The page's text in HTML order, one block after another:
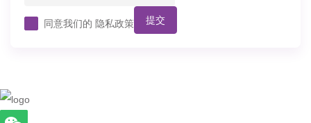
同意我们的 隐私政策 提交